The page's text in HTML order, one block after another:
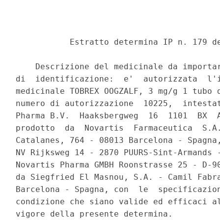
Estratto determina IP n. 179
Descrizione del medicinale da
di  identificazione:  e'  autorizzata
medicinale TOBREX OOGZALF, 3 mg/g 1
numero di autorizzazione  10225,
Pharma B.V.  Haaksbergweg  16  1101
prodotto  da  Novartis  Farmaceutica
Catalanes, 764 - 08013 Barcelona -
NV Rijksweg 14 - 2870 PUURS-Sint-
Novartis Pharma GMBH Roonstrasse 25 -
da Siegfried El Masnou, S.A. - Camil
Barcelona - Spagna, con  le
condizione che siano valide ed efficaci
vigore della presente determina.